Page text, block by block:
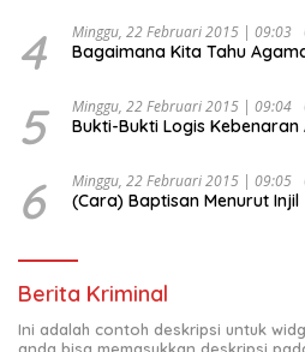
4 Minggu, 22 Februari 2015 | 09:03
Bagaimana Kita Tahu
5 Minggu, 22 Februari 2015 | 09:04
Bukti-Bukti Logis
6 Minggu, 22 Februari 2015 | 09:05
(Cara) Baptisan Menurut Injil
Berita Kriminal
Ini adalah contoh deskripsi untuk